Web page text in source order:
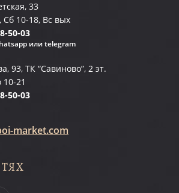
33
Сб 10-18, Вс вых
50-03
или telegram
93, ТК “Савиново”, 2 эт.
21
50-03
market.com